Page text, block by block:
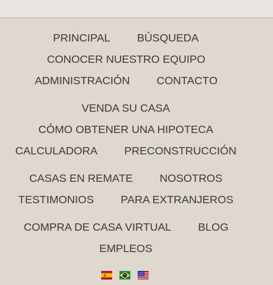
PRINCIPAL
BÚSQUEDA
CONOCER NUESTRO EQUIPO
ADMINISTRACIÓN
CONTACTO
VENDA SU CASA
CÓMO OBTENER UNA HIPOTECA
CALCULADORA
PRECONSTRUCCIÓN
CASAS EN REMATE
NOSOTROS
TESTIMONIOS
PARA EXTRANJEROS
COMPRA DE CASA VIRTUAL
BLOG
EMPLEOS